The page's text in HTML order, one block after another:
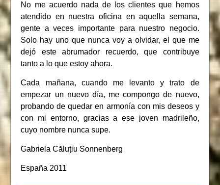
No me acuerdo nada de los clientes que hemos
atendido en nuestra oficina en aquella semana,
gente a veces importante para nuestro negocio.
Solo hay uno que nunca voy a olvidar, el que me
dejó este abrumador recuerdo, que contribuye
tanto a lo que estoy ahora.
Cada mañana, cuando me levanto y trato de
empezar un nuevo día, me compongo de nuevo,
probando de quedar en armonía con mis deseos y
con mi entorno, gracias a ese joven madrileño,
cuyo nombre nunca supe.
Gabriela Căluțiu Sonnenberg
España 2011